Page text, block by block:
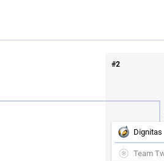
#2
Dignitas
Team